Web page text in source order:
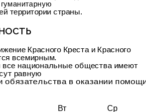
территории страны.
Красного Креста и Красного
всемирным.
все национальные общества имеют
равную
обязательства в оказании
Вт
Ср